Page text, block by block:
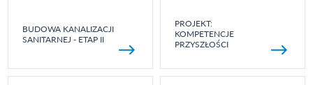
BUDOWA KANALIZACJI
SANITARNEJ - ETAP II
PROJEKT:
KOMPETENCJE
PRZYSZŁOŚCI